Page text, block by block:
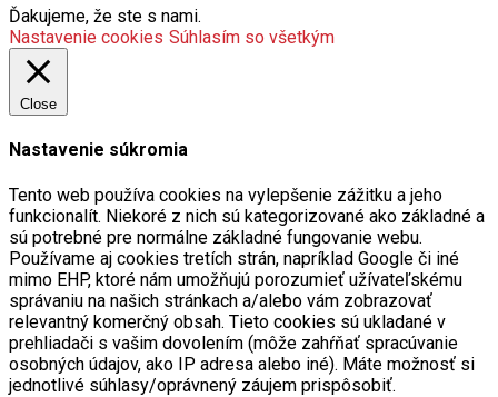
Ďakujeme, že ste s nami.
Nastavenie cookies Súhlasím so všetkým
Close
Nastavenie súkromia
Tento web používa cookies na vylepšenie zážitku a jeho
funkcionalít. Niekoré z nich sú kategorizované ako základné a
sú potrebné pre normálne základné fungovanie webu.
Používame aj cookies tretích strán, napríklad Google či iné
mimo EHP, ktoré nám umožňujú porozumieť užívateľskému
správaniu na našich stránkach a/alebo vám zobrazovať
relevantný komerčný obsah. Tieto cookies sú ukladané v
prehliadači s vašim dovolením (môže zahŕňať spracúvanie
osobných údajov, ako IP adresa alebo iné). Máte možnosť si
jednotlivé súhlasy/oprávnený záujem prispôsobiť.